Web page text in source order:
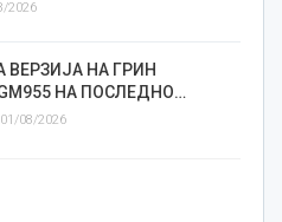
2026
ВЕРЗИЈА НА ГРИН
НА ПОСЛЕДНО…
01/08/2026